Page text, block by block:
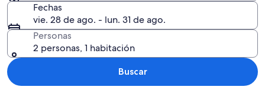
Fechas
vie. 28 de ago. - lun. 31 de ago.
Personas
2 personas, 1 habitación
Buscar